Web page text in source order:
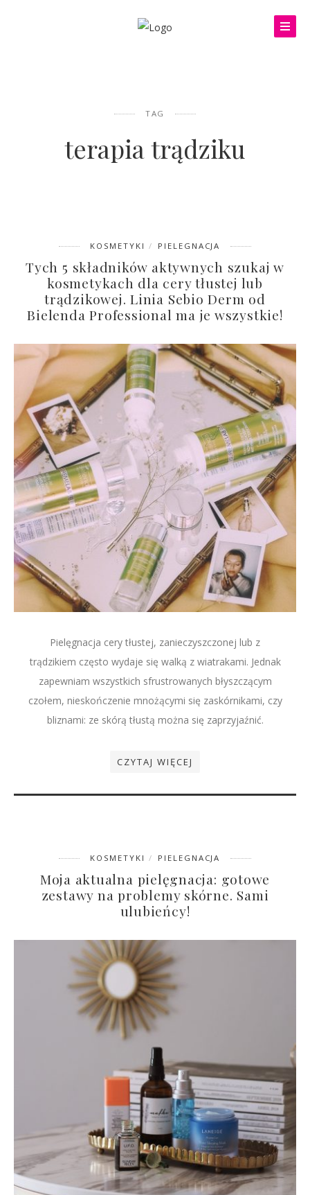
TAG
terapia trądziku
KOSMETYKI PIELEGNACJA
Tych 5 składników aktywnych szukaj w
kosmetykach dla cery tłustej lub
trądzikowej. Linia Sebio Derm od
Bielenda Professional ma je wszystkie!
Pielęgnacja cery tłustej, zanieczyszczonej lub z
trądzikiem często wydaje się walką z wiatrakami. Jednak
zapewniam wszystkich sfrustrowanych błyszczącym
czołem, nieskończenie mnożącymi się zaskórnikami, czy
bliznami: ze skórą tłustą można się zaprzyjaźnić.
CZYTAJ WIĘCEJ
KOSMETYKI PIELEGNACJA
Moja aktualna pielęgnacja: gotowe
zestawy na problemy skórne. Sami
ulubieńcy!